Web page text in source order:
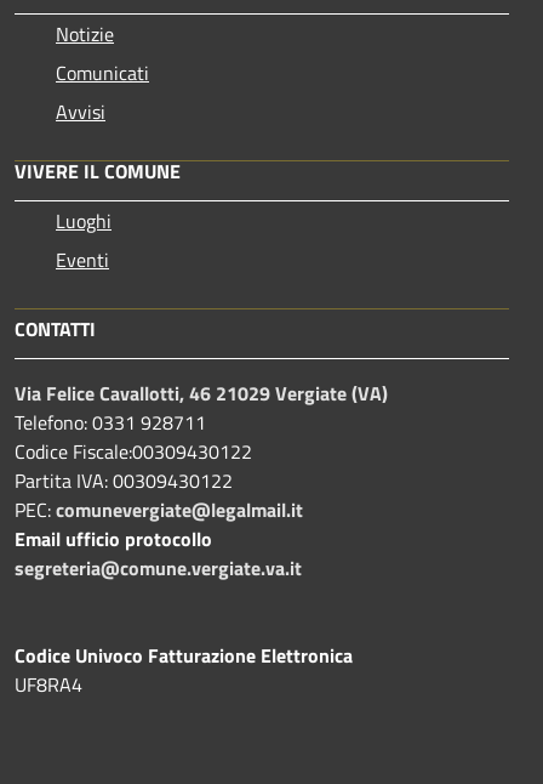
Notizie
Comunicati
Avvisi
VIVERE IL COMUNE
Luoghi
Eventi
CONTATTI
Via Felice Cavallotti, 46 21029 Vergiate (VA)
Telefono: 0331 928711
Codice Fiscale:00309430122
Partita IVA: 00309430122
PEC:comunevergiate@legalmail.it
Email ufficio protocollo
segreteria@comune.vergiate.va.it
Codice Univoco Fatturazione Elettronica
UF8RA4